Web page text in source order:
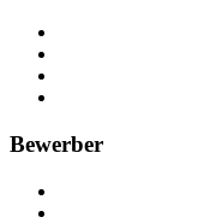
Bewerber